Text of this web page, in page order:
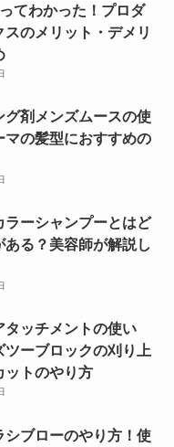
てわかった！プロダ
スのメリット・デメリ
グ剤メンズムースの使
マの髪型におすすめの
ラーシャンプーとはど
ある？美容師が解説し
タッチメントの使い
ツーブロックの刈り上
ットのやり方
シブローのやり方！使